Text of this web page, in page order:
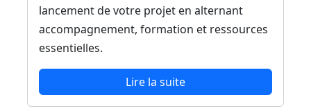
lancement de votre projet en alternant
accompagnement, formation et ressources
essentielles.
Lire la suite